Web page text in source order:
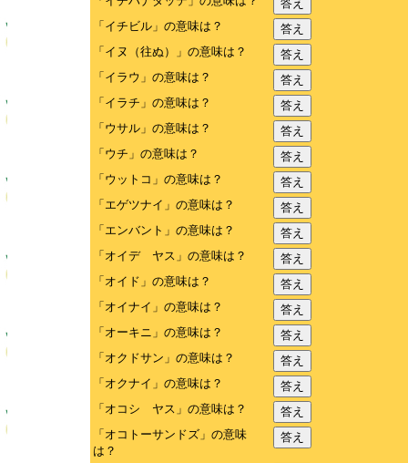
答え
「イチビル」の意味は？
答え
「イヌ（往ぬ）」の意味は？
答え
「イラウ」の意味は？
答え
「イラチ」の意味は？
答え
「ウサル」の意味は？
答え
「ウチ」の意味は？
答え
「ウットコ」の意味は？
答え
「エゲツナイ」の意味は？
答え
「エンバント」の意味は？
答え
「オイデ ヤス」の意味は？
答え
「オイド」の意味は？
答え
「オイナイ」の意味は？
答え
「オーキニ」の意味は？
答え
「オクドサン」の意味は？
答え
「オクナイ」の意味は？
答え
「オコシ ヤス」の意味は？
答え
「オコトーサンドズ」の意味
は？
答え